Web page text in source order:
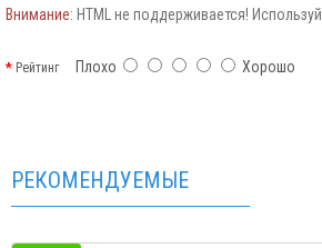
Внимание: HTML не поддерживается!
РейтингПлохо Хорошо
РЕКОМЕНДУЕМЫЕ